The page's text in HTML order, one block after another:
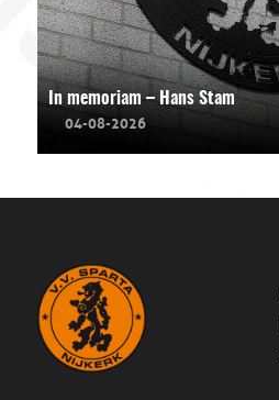
In memoriam – Hans Stam
04-08-2026